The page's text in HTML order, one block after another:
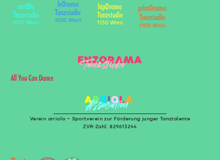
arriOla
Tanzstudio
1070 Wien
leOrama
Tanzstudio
1020 Wien
hipOrama
Tanzstudio
1130 Wien
primOrama
Tanzstudio
1100 Wien
All You Can Dance
Verein arriola – Sportverein zur Förderung junger Tanztalente
ZVR-Zahl: 829613244
TUDI